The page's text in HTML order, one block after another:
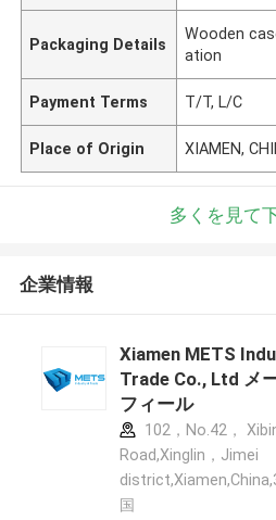
Packaging Details
Wooden
ation
Payment Terms T/T, L/C
Place of Origin XIAMEN,
多くを見て
企業情報
Xiamen METS
Trade Co., Ltd メ
フィール
102，No.42，
Road,Xinglin，Jimei
国